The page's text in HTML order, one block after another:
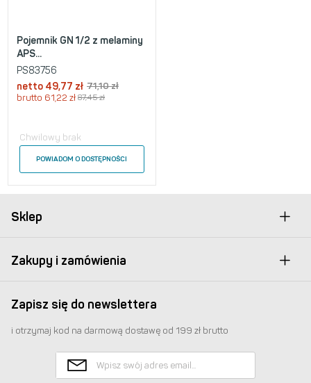
Pojemnik GN 1/2 z melaminy
APS...
PS83756
netto 49,77 zł 71,10zł
brutto 61,22 zł 87,45zł
Chwilowy brak
POWIADOM O DOSTĘPNOŚCI
Sklep
Zakupy i zamówienia
Zapisz się do newslettera
i otrzymaj kod na darmową dostawę od 199 zł brutto